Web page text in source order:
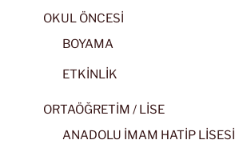
OKUL ÖNCESİ
BOYAMA
ETKİNLİK
ORTAÖĞRETİM / LİSE
ANADOLU İMAM HATİP LİSESİ